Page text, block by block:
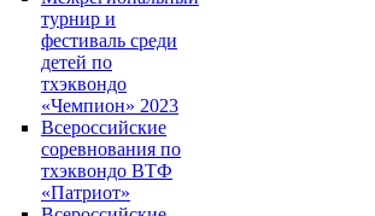
турнир и
фестиваль среди
детей по
тхэквондо
«Чемпион» 2023
Всероссийские
соревнования по
тхэквондо ВТФ
«Патриот»